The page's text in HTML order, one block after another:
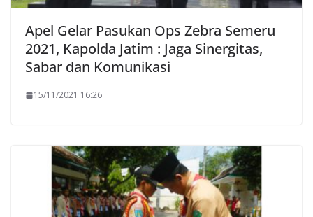
Apel Gelar Pasukan Ops Zebra Semeru
2021, Kapolda Jatim : Jaga Sinergitas,
Sabar dan Komunikasi
15/11/2021 16:26